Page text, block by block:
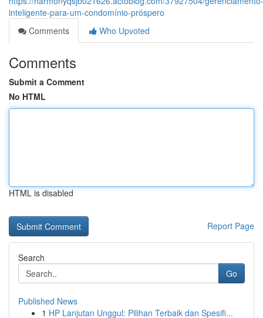
inteligente-para-um-condomínio-próspero
Comments
Who Upvoted
Comments
Submit a Comment
No HTML
HTML is disabled
Report Page
Search
Go
Published News
1 HP Lanjutan Unggul: Pilihan Terbaik dan Spesifi...